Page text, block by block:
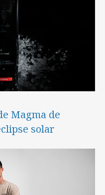
Magma de
solar